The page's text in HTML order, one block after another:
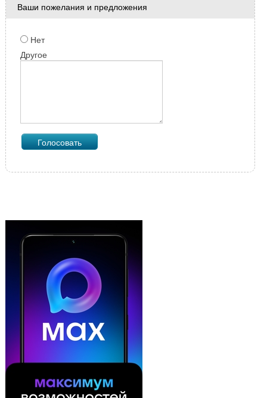
Ваши пожелания и предложения
Нет
Другое